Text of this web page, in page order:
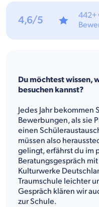
Du möchtest wissen,
besuchen kannst?
Jedes Jahr
Bewerbungen, als sie
einen
müssen also
gelingt, erfährst du im
Beratungsgespräch
Kulturwerke
Traumschule leichter
Gespräch klären wir
zur Schule.
4,6/5
442+